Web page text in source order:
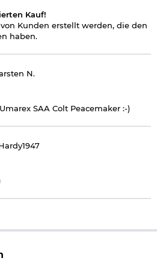
Kauf!
Kunden erstellt werden, die den
haben.
N.
SAA Colt Peacemaker :-)